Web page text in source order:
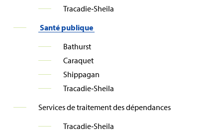
Tracadie‑Sheila
Santé publique
Bathurst
Caraquet
Shippagan
Tracadie‑Sheila
Services de traitement des dépendances
Tracadie‑Sheila